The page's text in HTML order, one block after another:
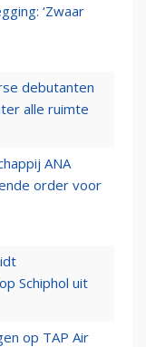
‘Zwaar
debutanten
alle ruimte
ANA
order voor
Schiphol uit
op TAP Air